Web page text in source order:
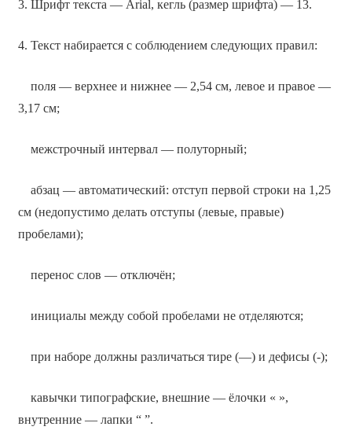
3. Шрифт текста — Arial, кегль (размер шрифта) — 13.
4. Текст набирается с соблюдением следующих правил:
поля — верхнее и нижнее — 2,54 см, левое и правое —
3,17 см;
межстрочный интервал — полуторный;
абзац — автоматический: отступ первой строки на 1,25
см (недопустимо делать отступы (левые, правые)
пробелами);
перенос слов — отключён;
инициалы между собой пробелами не отделяются;
при наборе должны различаться тире (—) и дефисы (-);
кавычки типографские, внешние — ёлочки « »,
внутренние — лапки “ ”.